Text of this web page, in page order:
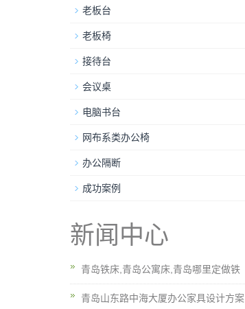
老板台
老板椅
接待台
会议桌
电脑书台
网布系类办公椅
办公隔断
成功案例
新闻中心
青岛铁床,青岛公寓床,青岛哪里定做铁
青岛山东路中海大厦办公家具设计方案